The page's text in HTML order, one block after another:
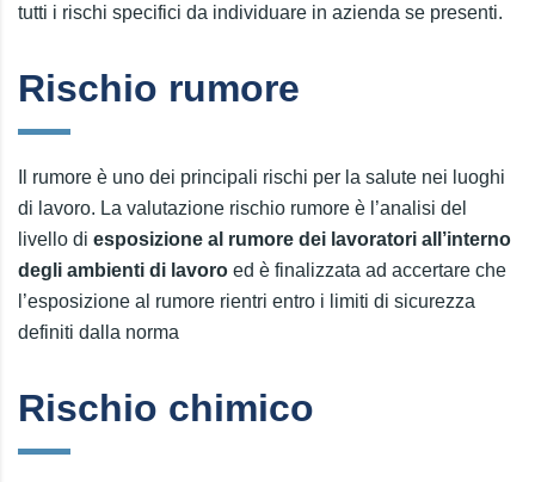
tutti i rischi specifici da individuare in azienda se presenti.
Rischio rumore
Il rumore è uno dei principali rischi per la salute nei luoghi
di lavoro. La valutazione rischio rumore è l’analisi del
livello di esposizione al rumore dei lavoratori all’interno
degli ambienti di lavoro ed è finalizzata ad accertare che
l’esposizione al rumore rientri entro i limiti di sicurezza
definiti dalla norma
Rischio chimico